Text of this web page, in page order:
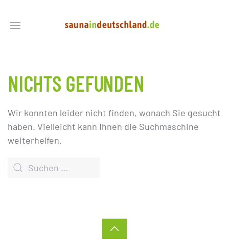
NICHTS GEFUNDEN
Wir konnten leider nicht finden, wonach Sie gesucht
haben. Vielleicht kann Ihnen die Suchmaschine
weiterhelfen.